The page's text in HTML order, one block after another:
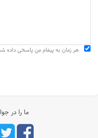
هر زمان به پیغام من پاسخی داده
ما را در